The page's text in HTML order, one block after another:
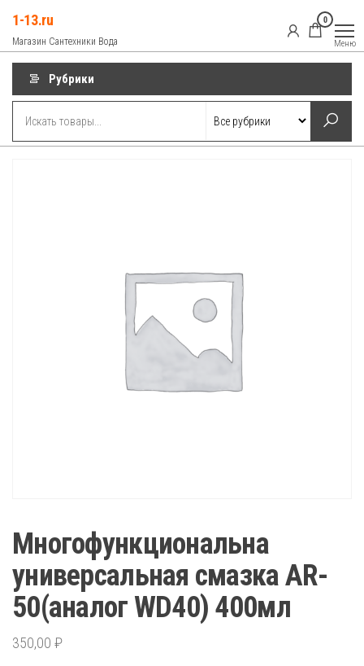
содержимому
1-13.ru
Магазин Сантехники Вода
0
Меню
Рубрики
Многофункциональна
универсальная смазка AR-
50(аналог WD40) 400мл
350,00 ₽